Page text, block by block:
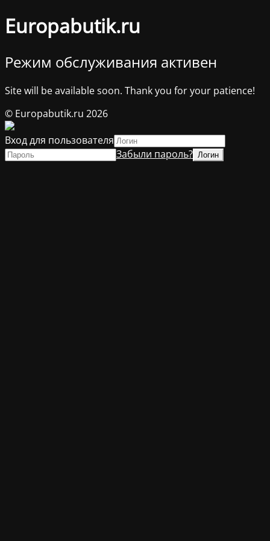
Europabutik.ru
Режим обслуживания активен
Site will be available soon. Thank you for your patience!
© Europabutik.ru 2026
Вход для пользователя
Забыли пароль?